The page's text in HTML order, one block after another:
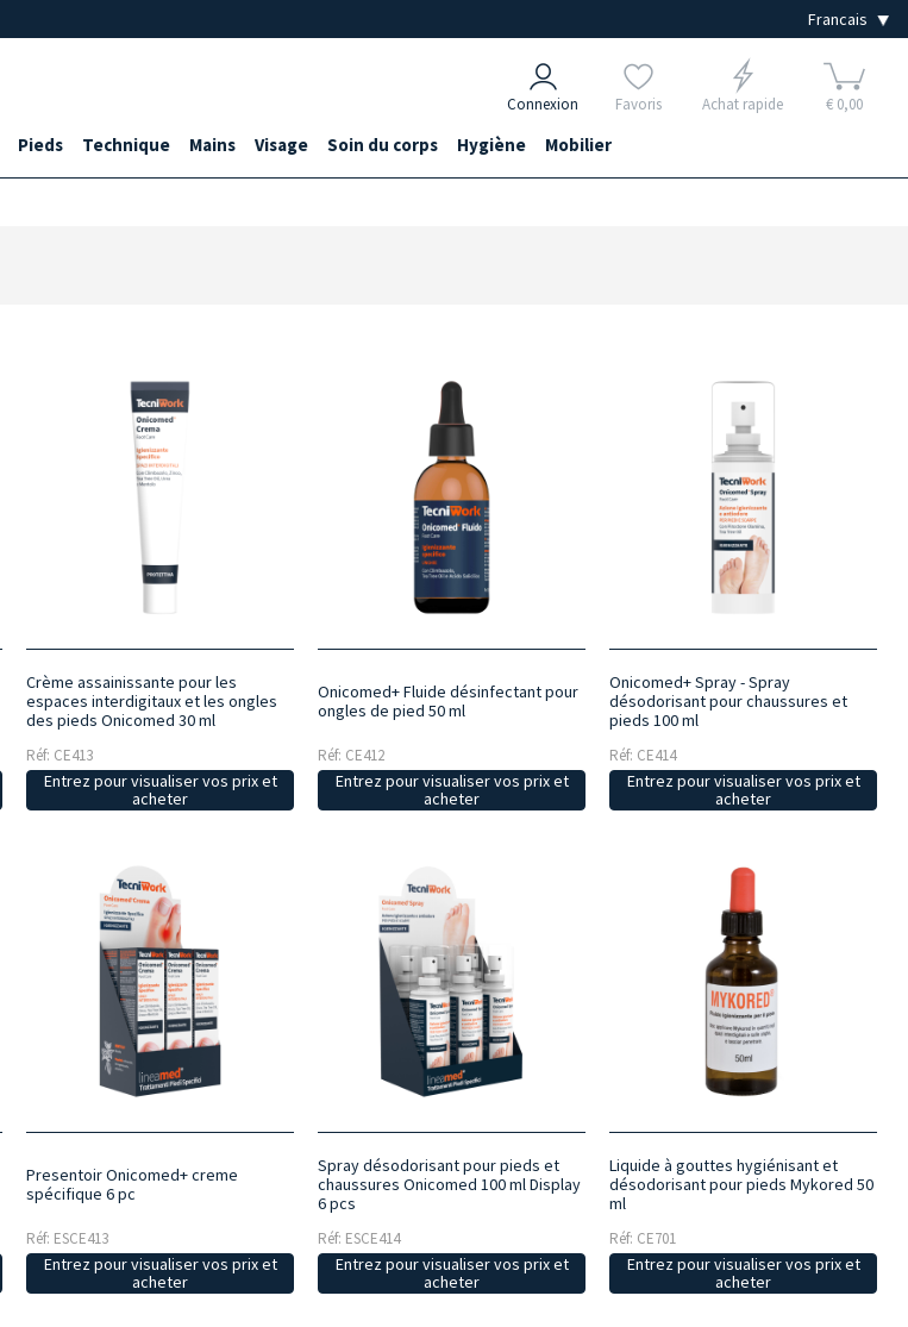
Connexion Favoris Achat rapide € 0,00
Pieds Technique Mains Visage Soin du corps Hygiène Mobilier
Crème assainissante pour les
espaces interdigitaux et les ongles
des pieds Onicomed 30 ml
Réf: CE413
Entrez pour visualiser vos prix et
acheter
Onicomed+ Fluide désinfectant pour
ongles de pied 50 ml
Réf: CE412
Entrez pour visualiser vos prix et
acheter
Onicomed+ Spray - Spray
désodorisant pour chaussures et
pieds 100 ml
Réf: CE414
Entrez pour visualiser vos prix et
acheter
Presentoir Onicomed+ creme
spécifique 6 pc
Réf: ESCE413
Entrez pour visualiser vos prix et
acheter
Spray désodorisant pour pieds et
chaussures Onicomed 100 ml Display
6 pcs
Réf: ESCE414
Entrez pour visualiser vos prix et
acheter
Liquide à gouttes hygiénisant et
désodorisant pour pieds Mykored 50
ml
Réf: CE701
Entrez pour visualiser vos prix et
acheter